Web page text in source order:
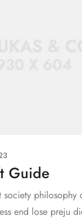
Guide
society philosophy
end lose preju